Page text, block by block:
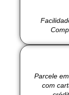
Parcele
com